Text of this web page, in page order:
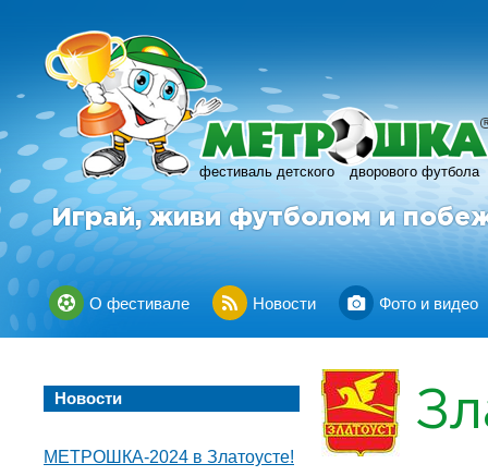
фестиваль детского дворового футбола
R
Играй, живи футболом и
О фестивале Новости Фото и видео
Новости
МЕТРОШКА-2024 в Златоусте!